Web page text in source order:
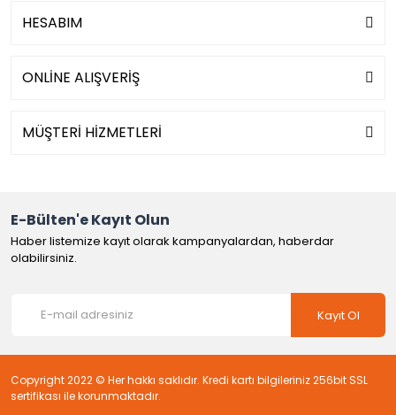
HESABIM
ONLİNE ALIŞVERİŞ
MÜŞTERİ HİZMETLERİ
E-Bülten'e Kayıt Olun
Haber listemize kayıt olarak kampanyalardan, haberdar
olabilirsiniz.
Kayıt Ol
Copyright 2022 © Her hakkı saklıdır. Kredi kartı bilgileriniz 256bit SSL
sertifikası ile korunmaktadır.